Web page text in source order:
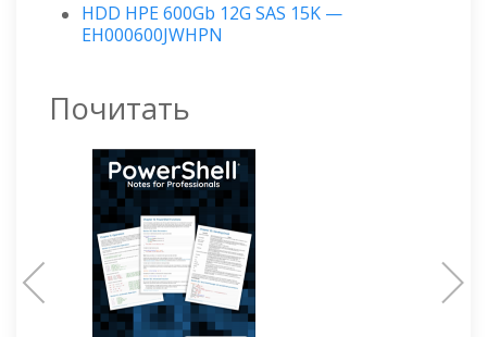
HDD HPE 600Gb 12G SAS 15K —
EH000600JWHPN
Почитать